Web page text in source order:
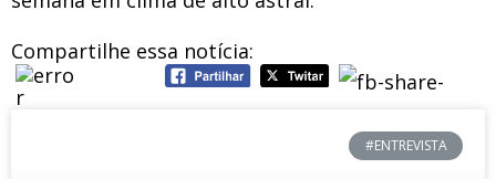
Compartilhe essa notícia:
#ENTREVISTA